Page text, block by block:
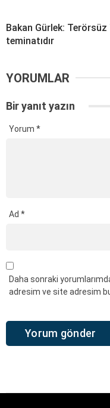
Bakan Gürlek:
teminatıdır
YORUMLAR
Bir yanıt yazın
Yorum *
Ad *
Daha sonraki
adresim ve site adresim